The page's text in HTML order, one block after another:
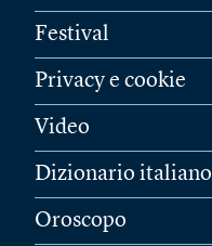
Festival
Privacy e cookie
Video
Dizionario italiano
Oroscopo